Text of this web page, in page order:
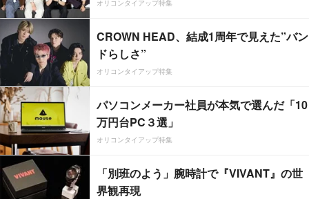
オリコンタイアップ特集
CROWN HEAD、結成1周年で見えた”バン
ドらしさ”
オリコンタイアップ特集
パソコンメーカー社員が本気で選んだ「10
万円台PC３選」
オリコンタイアップ特集
「別班のよう」腕時計で『VIVANT』の世
界観再現